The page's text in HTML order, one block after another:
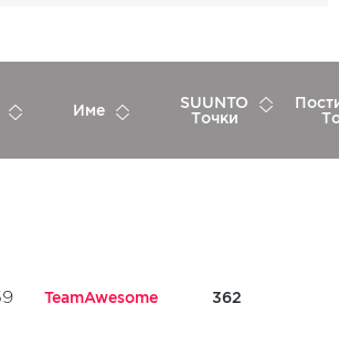
Име
SUUNTO
Точки
TeamAwesome 362